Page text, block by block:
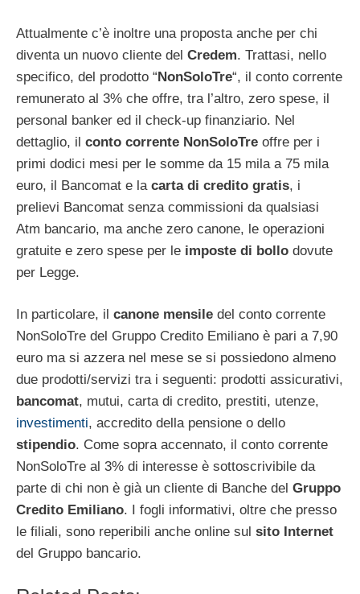
Attualmente c’è inoltre una proposta anche per chi
diventa un nuovo cliente del Credem. Trattasi, nello
specifico, del prodotto “NonSoloTre“, il conto corrente
remunerato al 3% che offre, tra l’altro, zero spese, il
personal banker ed il check-up finanziario. Nel
dettaglio, il conto corrente NonSoloTre offre per i
primi dodici mesi per le somme da 15 mila a 75 mila
euro, il Bancomat e la carta di credito gratis, i
prelievi Bancomat senza commissioni da qualsiasi
Atm bancario, ma anche zero canone, le operazioni
gratuite e zero spese per le imposte di bollo dovute
per Legge.
In particolare, il canone mensile del conto corrente
NonSoloTre del Gruppo Credito Emiliano è pari a 7,90
euro ma si azzera nel mese se si possiedono almeno
due prodotti/servizi tra i seguenti: prodotti assicurativi,
bancomat, mutui, carta di credito, prestiti, utenze,
investimenti, accredito della pensione o dello
stipendio. Come sopra accennato, il conto corrente
NonSoloTre al 3% di interesse è sottoscrivibile da
parte di chi non è già un cliente di Banche del Gruppo
Credito Emiliano. I fogli informativi, oltre che presso
le filiali, sono reperibili anche online sul sito Internet
del Gruppo bancario.